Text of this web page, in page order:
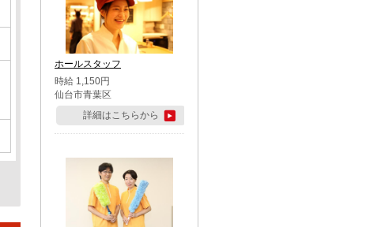
ホールスタッフ
時給 1,150円
仙台市青葉区
詳細はこちらから